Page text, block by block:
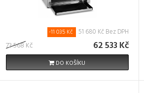
73 568 Kč
-11 035 Kč 51 680 Kč Bez DPH
62 533 Kč
DO KOŠÍKU